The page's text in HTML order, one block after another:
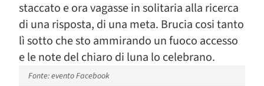
staccato e ora vagasse in solitaria alla ricerca
di una risposta, di una meta. Brucia cosi tanto
lì sotto che sto ammirando un fuoco accesso
e le note del chiaro di luna lo celebrano.
Fonte: evento Facebook